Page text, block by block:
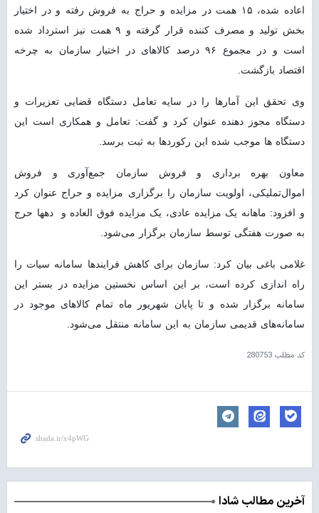
اعاده شده، ۱۵ همت در مزایده و حراج به فروش رفته و در اختیار
بخش تولید و مصرف کننده قرار گرفته و ۹ همت نیز استرداد شده
است و در مجموع ۹۶ درصد کالاهای در اختیار سازمان به چرخه
اقتصاد بازگشت.
وی تحقق این آمارها را در سایه تعامل دستگاه قضایی تعزیرات و
دستگاه مجوز دهنده عنوان کرد و گفت: تعامل و همکاری است این
دستگاه ها موجب شده این رکوردها به ثبت برسد.
معاون بهره برداری و فروش سازمان جمع‌آوری و فروش
اموال‌تملیکی، اولویت سازمان را برگزاری مزایده و حراج عنوان کرد
و افزود: ماهانه یک مزایده عادی، یک مزایده فوق العاده و ‌ دهها حرج
به صورت هفتگی توسط سازمان برگزار می‌شود.
غلامی باغی بیان کرد: سازمان برای کاهش فرایندها سامانه سیات را
راه اندازی کرده است، بر این اساس نخستین مزایده در بستر این
سامانه برگزار شده و تا پایان شهریور ماه تمام کالاهای موجود در
سامانه‌های قدیمی سازمان به این سامانه منتقل می‌شود.
کد مطلب 280753
آخرین مطالب شادا